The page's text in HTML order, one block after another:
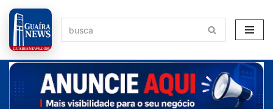
Pular
para
o
conteúdo